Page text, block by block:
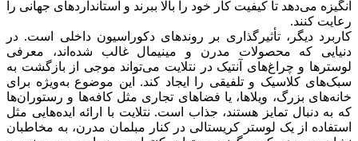
انگیزه می‌دهد تا کیفیت کار خود را بالا ببرند و استانداردهای جهانی را
رعایت کنند.
کاربرد دیگر، تأثیرگذاری بر روندهای دکوراسیون داخلی است. در
دنیایی که محصولات مدرن و مینیمال غالب شده‌اند، معرفی
لوسترها و چراغ‌های آنتیک در نتلایت می‌تواند موجی از بازگشت به
سبک‌های کلاسیک و تلفیقی را ایجاد کند. این موضوع به‌ویژه برای
خانه‌های بزرگ، ویلاها، یا فضاهای تجاری مثل کافه‌ها و رستوران‌ها
که به دنبال تمایز هستند، جذاب است. نتلایت با ارائه ایده‌هایی مثل
استفاده از یک لوستر کریستالی در کنار مبلمان مدرن، به مخاطبان